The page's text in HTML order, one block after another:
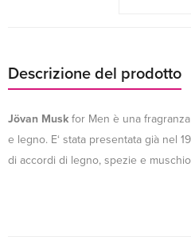
Descrizione del prodotto
Jövan Musk for Men è una
e legno. E‘ stata presentata già nel
di accordi di legno, spezie e